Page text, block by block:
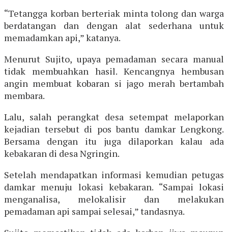
“Tetangga korban berteriak minta tolong dan warga
berdatangan dan dengan alat sederhana untuk
memadamkan api,” katanya.
Menurut Sujito, upaya pemadaman secara manual
tidak membuahkan hasil. Kencangnya hembusan
angin membuat kobaran si jago merah bertambah
membara.
Lalu, salah perangkat desa setempat melaporkan
kejadian tersebut di pos bantu damkar Lengkong.
Bersama dengan itu juga dilaporkan kalau ada
kebakaran di desa Ngringin.
Setelah mendapatkan informasi kemudian petugas
damkar menuju lokasi kebakaran. “Sampai lokasi
menganalisa, melokalisir dan melakukan
pemadaman api sampai selesai,” tandasnya.